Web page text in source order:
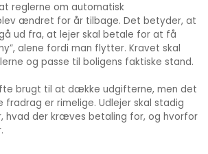
reglerne om automatisk
ændret for år tilbage. Det betyder, at
ud fra, at lejer skal betale for at få
alene fordi man flytter. Kravet skal
og passe til boligens faktiske stand.
brugt til at dække udgifterne, men det
fradrag er rimelige. Udlejer skal stadig
hvad der kræves betaling for, og hvorfor